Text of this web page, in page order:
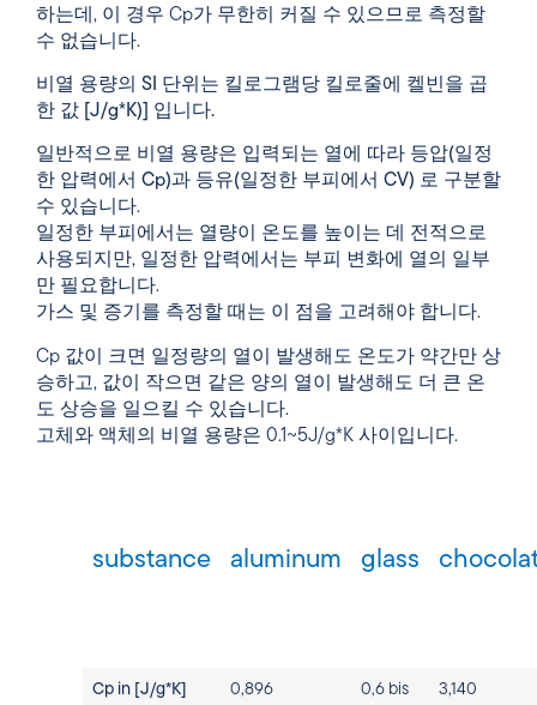
하는데, 이 경우 Cp가 무한히 커질 수 있으므로 측정할
수 없습니다.
비열 용량의 SI 단위는 킬로그램당 킬로줄에 켈빈을 곱
한 값 [J/g*K)] 입니다.
일반적으로 비열 용량은 입력되는 열에 따라 등압(일정
한 압력에서 Cp)과 등유(일정한 부피에서 CV) 로 구분할
수 있습니다.
일정한 부피에서는 열량이 온도를 높이는 데 전적으로
사용되지만, 일정한 압력에서는 부피 변화에 열의 일부
만 필요합니다.
가스 및 증기를 측정할 때는 이 점을 고려해야 합니다.
Cp 값이 크면 일정량의 열이 발생해도 온도가 약간만 상
승하고, 값이 작으면 같은 양의 열이 발생해도 더 큰 온
도 상승을 일으킬 수 있습니다.
고체와 액체의 비열 용량은 0.1~5J/g*K 사이입니다.
substance aluminum glass
Cp in [J/g*K] 0,896
0,6 bis
3,140